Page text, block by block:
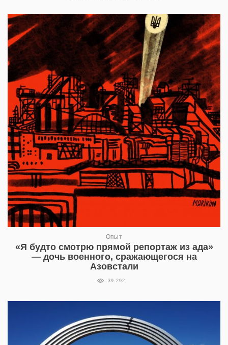
Опыт
«Я будто смотрю прямой репортаж из ада»
— дочь военного, сражающегося на
Азовстали
39 292